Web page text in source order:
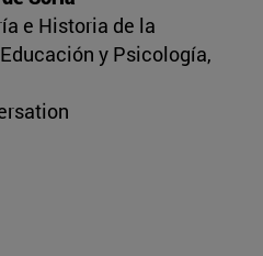
e Historia de la
y Psicología,